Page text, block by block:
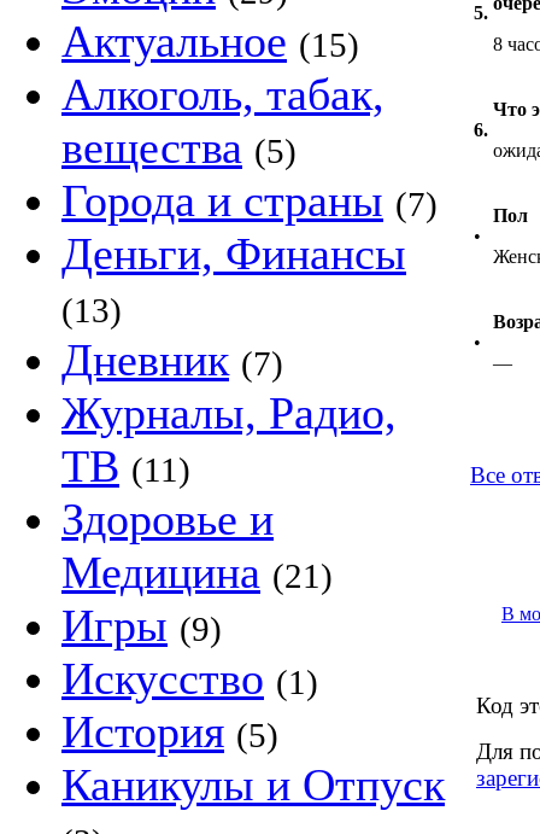
Актуальное (15)
Алкоголь, табак,
вещества (5)
Города и страны (7)
Деньги, Финансы
(13)
Дневник (7)
Журналы, Радио,
ТВ (11)
Здоровье и
Медицина (21)
Игры (9)
Искусство (1)
История (5)
Каникулы и Отпуск
5.
8
6.
Что
•
Пол
•
—
Все
В
Код
Для